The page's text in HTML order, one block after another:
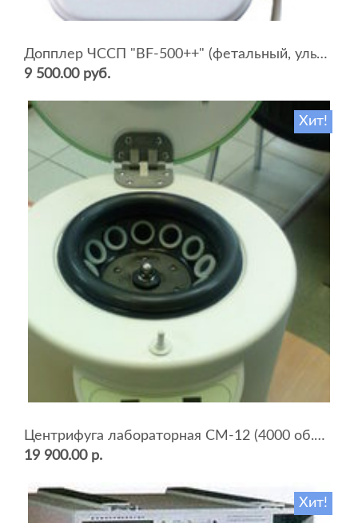
Допплер ЧССП "BF-500++" (фетальный, ультразвуковой)
9 500.00 руб.
Хит!
Центрифуга лабораторная СМ-12 (4000 об.мин, 12 пробирок)
19 900.00 р.
Хит!